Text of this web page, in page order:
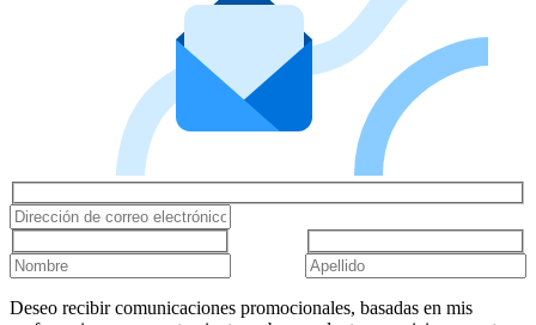
Deseo recibir comunicaciones promocionales, basadas en mis